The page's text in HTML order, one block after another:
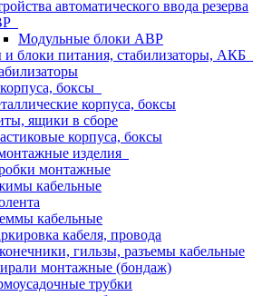
автоматического ввода резерва
Модульные блоки АВР
блоки питания, стабилизаторы, АКБ
боксы
корпуса, боксы
ящики в сборе
корпуса, боксы
изделия
монтажные
кабельные
кабельные
кабеля, провода
гильзы, разъемы кабельные
монтажные (бондаж)
трубки